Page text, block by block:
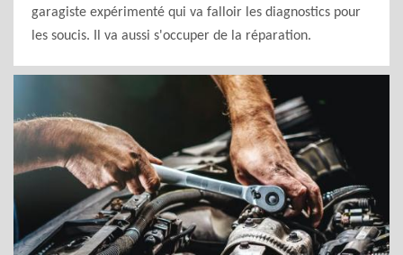
garagiste expérimenté qui va falloir les diagnostics pour
les soucis. Il va aussi s'occuper de la réparation.